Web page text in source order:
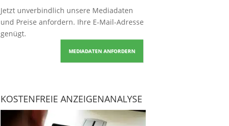
Jetzt unverbindlich unsere Mediadaten
und Preise anfordern. Ihre E-Mail-Adresse
genügt.
MEDIADATEN ANFORDERN
KOSTENFREIE ANZEIGENANALYSE